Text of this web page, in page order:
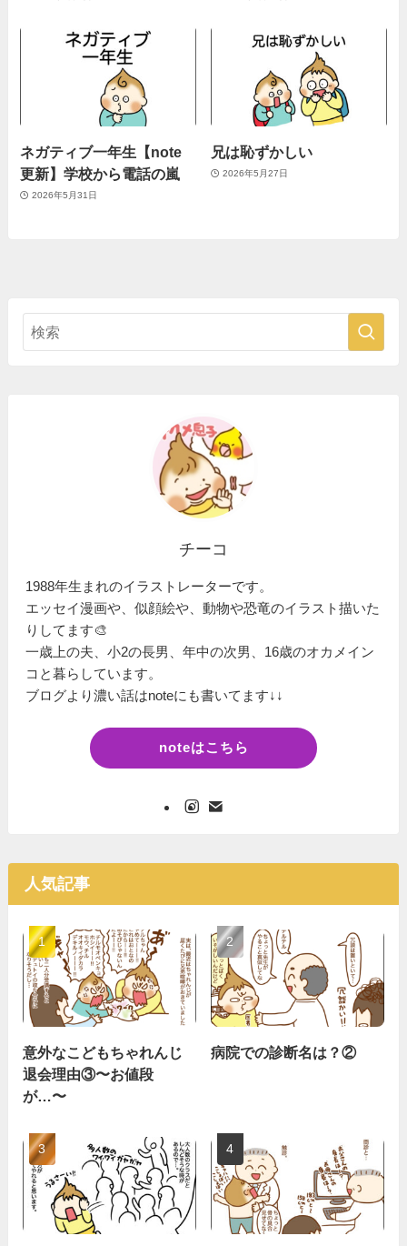
ネガティブ一年生【note
更新】学校から電話の嵐
2026年5月31日
兄は恥ずかしい
2026年5月27日
チーコ
1988年生まれのイラストレーターです。
エッセイ漫画や、似顔絵や、動物や恐竜のイラスト描いた
りしてます🎨
一歳上の夫、小2の長男、年中の次男、16歳のオカメイン
コと暮らしています。
ブログより濃い話はnoteにも書いてます↓↓
noteはこちら
人気記事
意外なこどもちゃれんじ
退会理由③〜お値段
が…〜
病院での診断名は？②